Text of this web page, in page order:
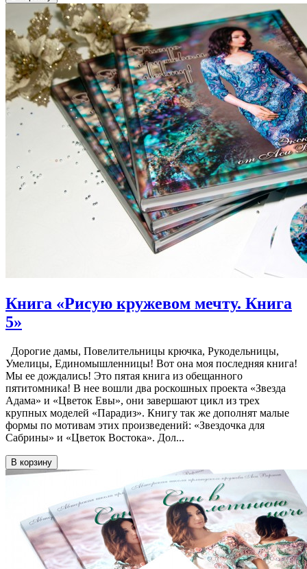
Книга «Рисую кружевом мечту. Книга
5»
Дорогие дамы, Повелительницы крючка, Рукодельницы,
Умелицы, Единомышленницы! Вот она моя последняя книга!
Мы ее дождались! Это пятая книга из обещанного
пятитомника! В нее вошли два роскошных проекта «Звезда
Адама» и «Цветок Евы», они завершают цикл из трех
крупных моделей «Парадиз». Книгу так же дополнят малые
формы по мотивам этих произведений: «Звездочка для
Сабрины» и «Цветок Востока». Дол...
В корзину